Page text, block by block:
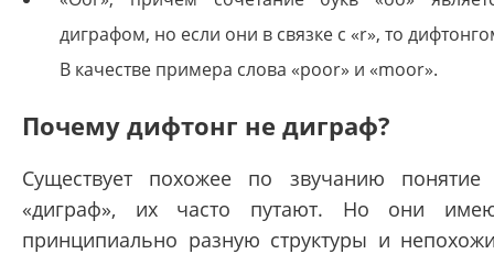
диграфом, но если они в связке с «r», то
В качестве примера слова «poor» и «moor».
Почему дифтонг не диграф?
Существует похожее по звучанию понятие
«диграф», их часто путают. Но они
принципиально разную структуры и